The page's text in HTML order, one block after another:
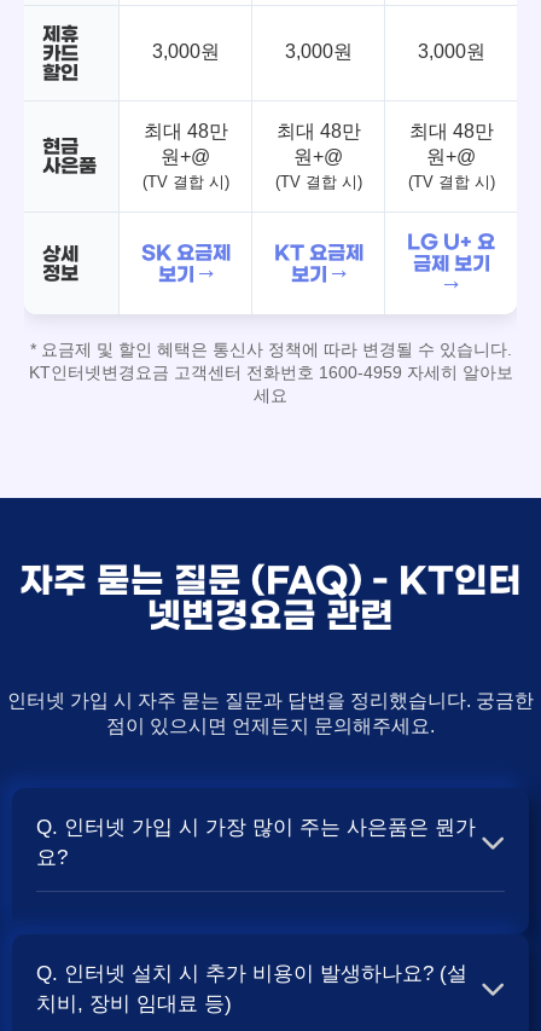
제휴
카드
할인
3,000원 3,000원 3,000원
현금
사은품
최대 48만
원+@
(TV 결합 시)
최대 48만
원+@
(TV 결합 시)
최대 48만
원+@
(TV 결합 시)
상세
정보
SK 요금제
보기 →
KT 요금제
보기 →
LG U+ 요
금제 보기
→
* 요금제 및 할인 혜택은 통신사 정책에 따라 변경될 수 있습니다.
KT인터넷변경요금 고객센터 전화번호 1600-4959 자세히 알아보
세요
자주 묻는 질문 (FAQ) - KT인터
넷변경요금 관련
인터넷 가입 시 자주 묻는 질문과 답변을 정리했습니다. 궁금한
점이 있으시면 언제든지 문의해주세요.
Q. 인터넷 가입 시 가장 많이 주는 사은품은 뭔가
요?
보통 500Mbps 또는 1Gbps 인터넷을 TV와 결합하여 가입
할 때 현금 사은품 및 상품권 혜택이 더 크게 지급되는 경향
Q. 인터넷 설치 시 추가 비용이 발생하나요? (설
치비, 장비 임대료 등)